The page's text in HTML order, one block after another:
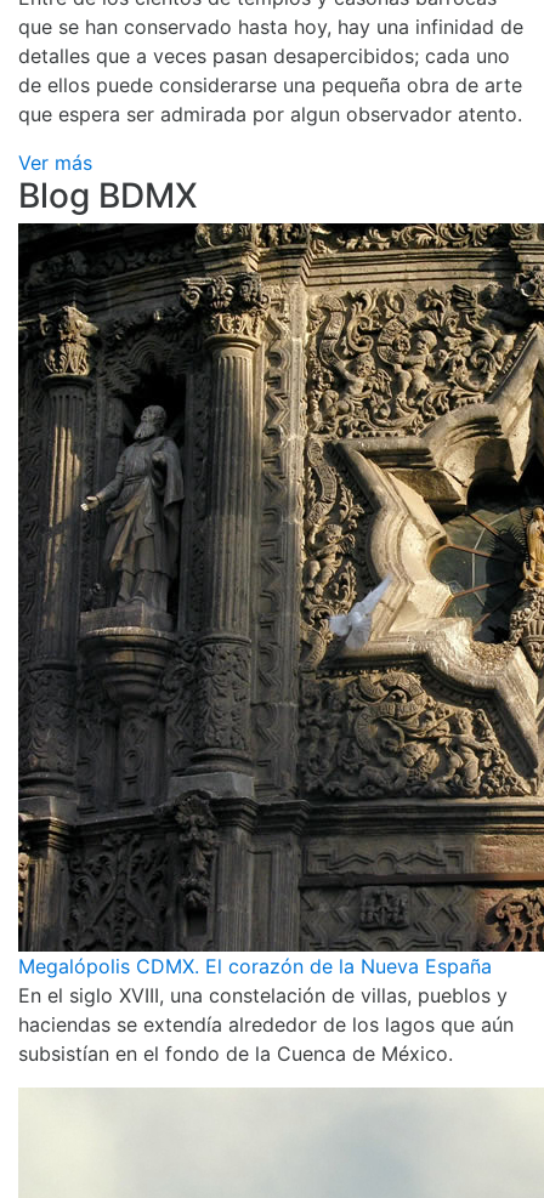
que se han conservado hasta hoy, hay una infinidad de
detalles que a veces pasan desapercibidos; cada uno
de ellos puede considerarse una pequeña obra de arte
que espera ser admirada por algun observador atento.
Ver más
Blog BDMX
Megalópolis CDMX. El corazón de la Nueva España
En el siglo XVIII, una constelación de villas, pueblos y
haciendas se extendía alrededor de los lagos que aún
subsistían en el fondo de la Cuenca de México.